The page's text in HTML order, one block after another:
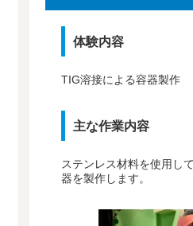
体験内容
TIG溶接による容器製作
主な作業内容
ステンレス材料を使用し
器を製作します。